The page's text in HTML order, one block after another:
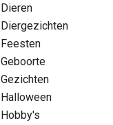
Dieren
Diergezichten
Feesten
Geboorte
Gezichten
Halloween
Hobby's